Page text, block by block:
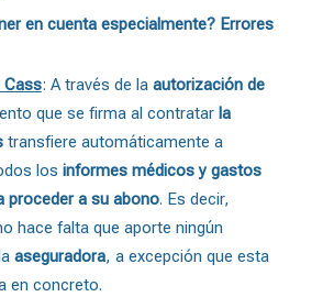
en cuenta especialmente? Errores
Cass: A través de la autorización de
que se firma al contratar la
transfiere automáticamente a
los informes médicos y gastos
proceder a su abono. Es decir,
hace falta que aporte ningún
aseguradora, a excepción que esta
en concreto.